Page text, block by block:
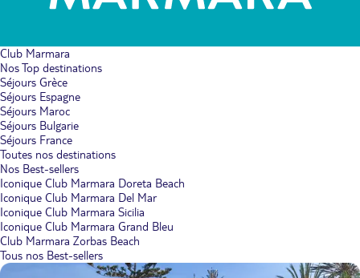
Club Marmara
Nos Top destinations
Séjours Grèce
Séjours Espagne
Séjours Maroc
Séjours Bulgarie
Séjours France
Toutes nos destinations
Nos Best-sellers
Iconique Club Marmara Doreta Beach
Iconique Club Marmara Del Mar
Iconique Club Marmara Sicilia
Iconique Club Marmara Grand Bleu
Club Marmara Zorbas Beach
Tous nos Best-sellers